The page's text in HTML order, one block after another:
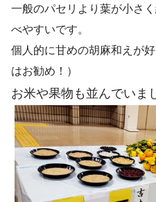
一般のパセリより葉が小さ
べやすいです。
個人的に甘めの胡麻和えが
はお勧め！）
お米や果物も並んでいま